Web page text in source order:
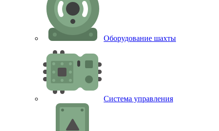
Оборудование шахты
Система управления